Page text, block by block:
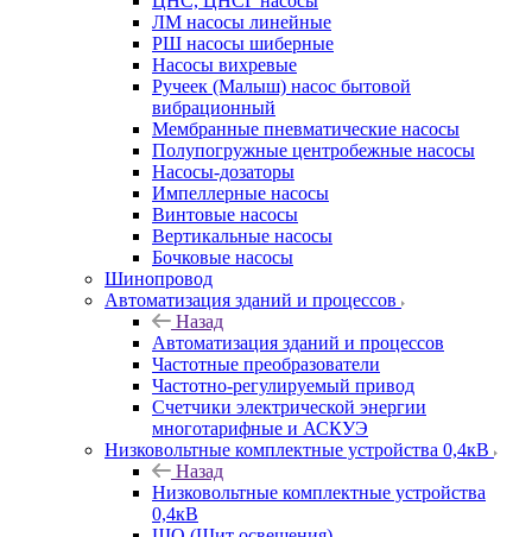
ЛМ насосы линейные
РШ насосы шиберные
Насосы вихревые
Ручеек (Малыш) насос бытовой
вибрационный
Мембранные пневматические насосы
Полупогружные центробежные насосы
Насосы-дозаторы
Импеллерные насосы
Винтовые насосы
Вертикальные насосы
Бочковые насосы
Шинопровод
Автоматизация зданий и процессов
Назад
Автоматизация зданий и процессов
Частотные преобразователи
Частотно-регулируемый привод
Счетчики электрической энергии
многотарифные и АСКУЭ
Низковольтные комплектные устройства 0,4кВ
Назад
Низковольтные комплектные устройства
0,4кВ